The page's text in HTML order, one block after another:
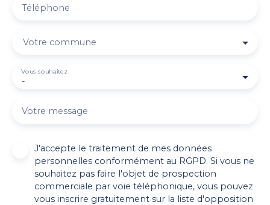
Téléphone
Votre commune
-
Vous souhaitez
Votre message
J'accepte le traitement de mes données
personnelles conformément au RGPD. Si vous ne
souhaitez pas faire l'objet de prospection
commerciale par voie téléphonique, vous pouvez
vous inscrire gratuitement sur la liste d'opposition